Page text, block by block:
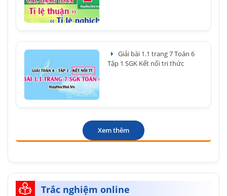
Giải bài 1.1 trang 7 Toán 6
Tập 1 SGK Kết nối tri thức
Xem thêm
Trắc nghiệm online